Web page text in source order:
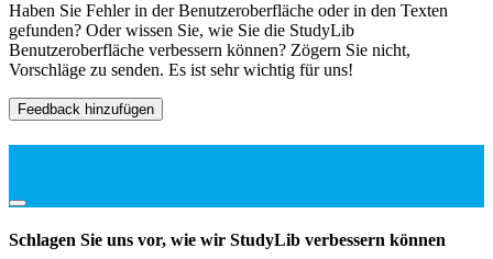
Haben Sie Fehler in der Benutzeroberfläche oder in den Texten
gefunden? Oder wissen Sie, wie Sie die StudyLib
Benutzeroberfläche verbessern können? Zögern Sie nicht,
Vorschläge zu senden. Es ist sehr wichtig für uns!
Feedback hinzufügen
Schlagen Sie uns vor, wie wir StudyLib verbessern können